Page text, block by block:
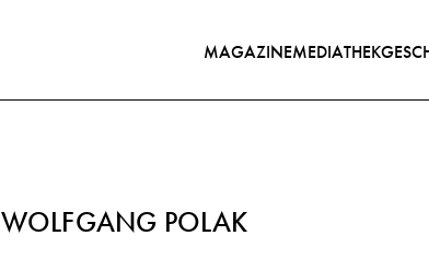
MAGAZINEMEDIATHEK
WOLFGANG POLAK